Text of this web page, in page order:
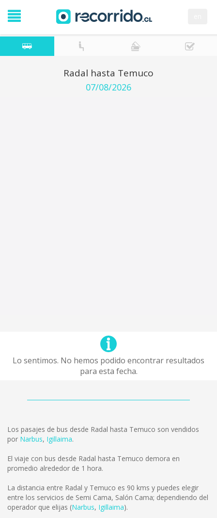
Radal hasta Temuco
07/08/2026
Lo sentimos. No hemos podido encontrar resultados
para esta fecha.
Los pasajes de bus desde Radal hasta Temuco son vendidos
por Narbus, Igillaima.
El viaje con bus desde Radal hasta Temuco demora en
promedio alrededor de 1 hora.
La distancia entre Radal y Temuco es 90 kms y puedes elegir
entre los servicios de Semi Cama, Salón Cama; dependiendo del
operador que elijas (Narbus, Igillaima).